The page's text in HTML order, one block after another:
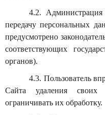
4.2.
передачу персональных
предусмотрено
соответствующих
органов).
4.3. Пользователь
Сайта удаления своих
ограничивать их обработку.